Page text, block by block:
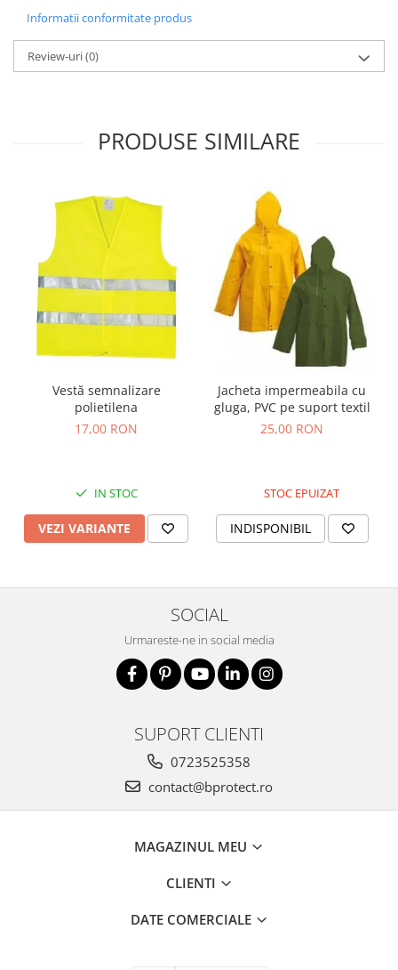
Informatii conformitate produs
Review-uri(0)
PRODUSE SIMILARE
Vestă semnalizare
polietilena
17,00 RON
IN STOC
VEZI VARIANTE
Jacheta impermeabila cu
gluga, PVC pe suport textil
25,00 RON
STOC EPUIZAT
INDISPONIBIL
SOCIAL
Urmareste-ne in social media
SUPORT CLIENTI
0723525358
contact@bprotect.ro
MAGAZINUL MEU
CLIENTI
DATE COMERCIALE